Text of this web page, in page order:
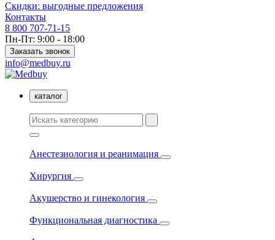
Скидки: выгодные предложения
Контакты
8 800 707-71-15
Пн-Пт: 9:00 - 18:00
Заказать звонок
info@medbuy.ru
каталог
Анестезиология и реанимация
Хирургия
Акушерство и гинекология
Функциональная диагностика